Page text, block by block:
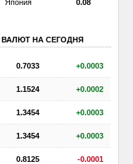
Япония 0.08
НА СЕГОДНЯ
0.7033 +0.0003
1.1524 +0.0002
1.3454 +0.0003
1.3454 +0.0003
0.8125 -0.0001